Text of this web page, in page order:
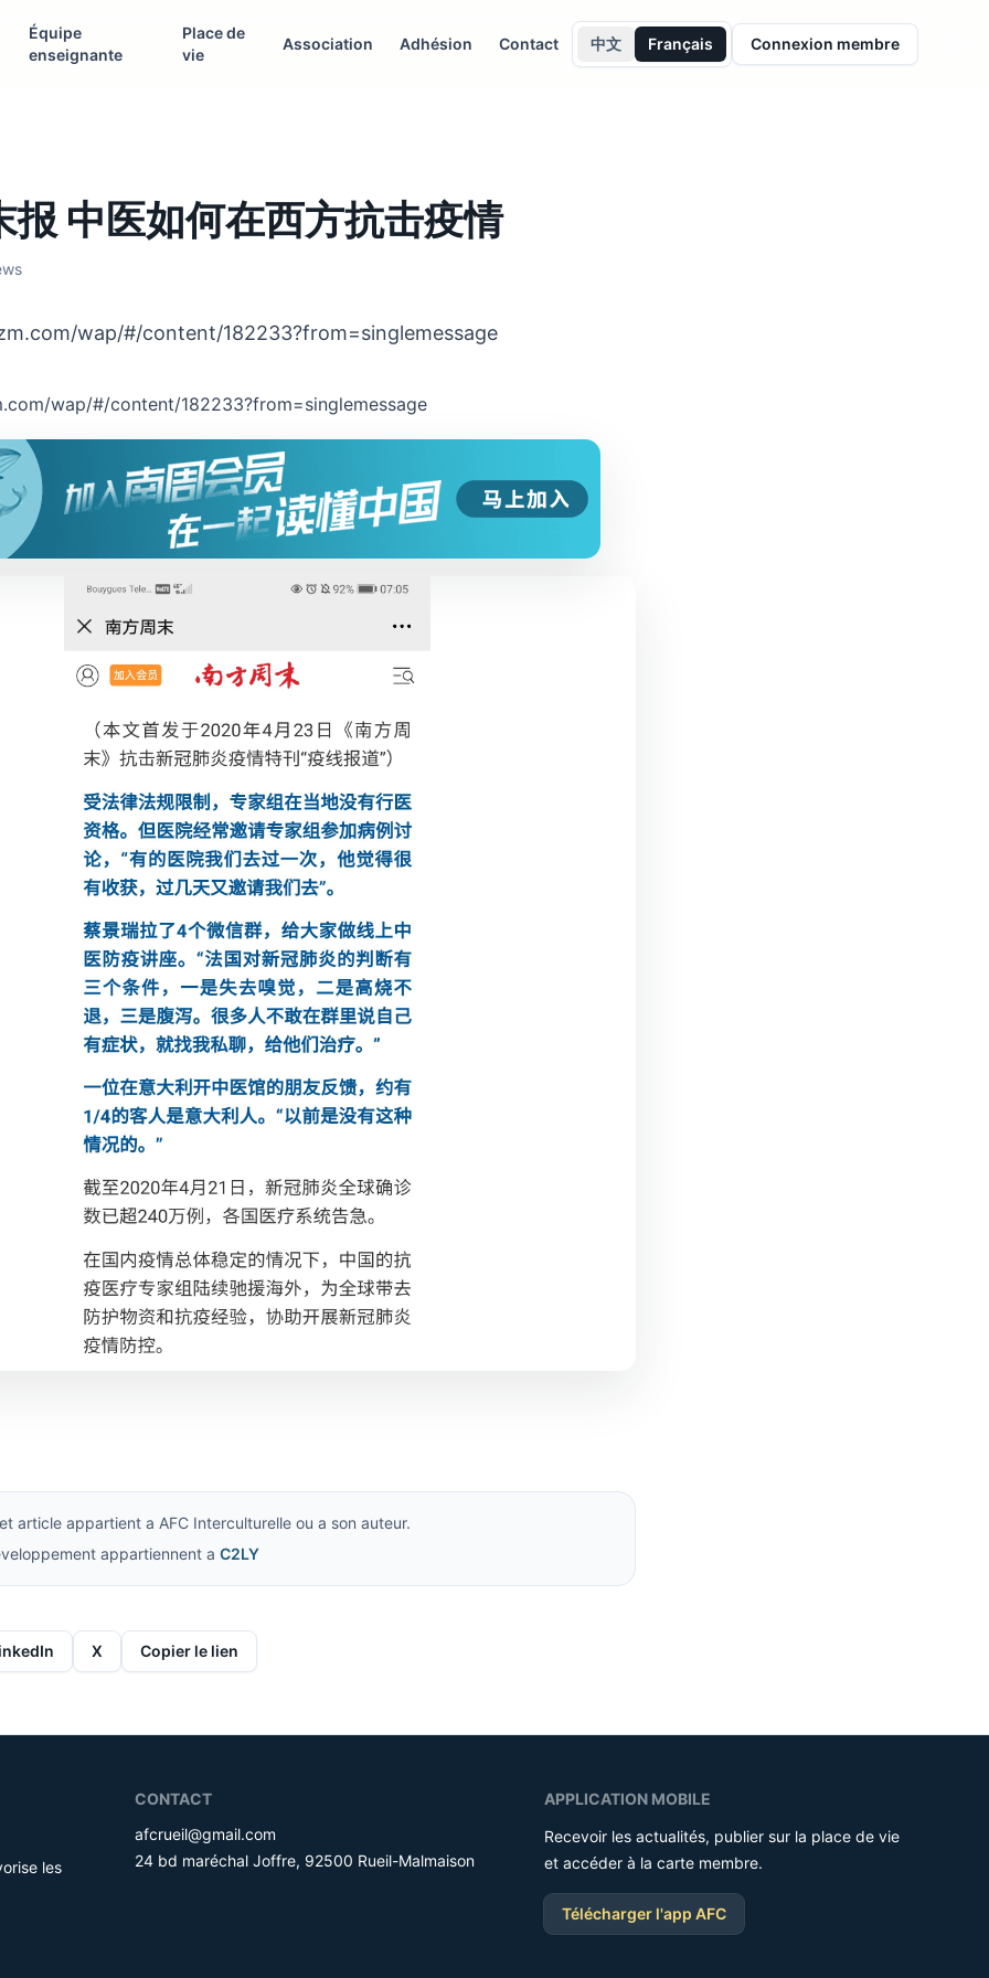
Équipe
enseignante
Place de
vie
Association Adhésion Contact 中文 Français Connexion membre
报 中医如何在西方抗击疫情
wap/#/content/182233?from=singlemessage
wap/#/content/182233?from=singlemessage
article appartient a AFC Interculturelle ou a son auteur.
appartiennent a C2LY
X Copier le lien
les
CONTACT
afcrueil@gmail.com
24 bd maréchal Joffre, 92500 Rueil-Malmaison
APPLICATION MOBILE
Recevoir les actualités, publier sur la place de vie
et accéder à la carte membre.
Télécharger l'app AFC